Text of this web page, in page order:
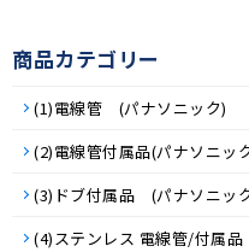
商品カテゴリー
(1)電線管 (パナソニック)
(2)電線管付属品(パナソニッ
(3)ドブ付属品 (パナソニッ
(4)ステンレス 電線管/付属